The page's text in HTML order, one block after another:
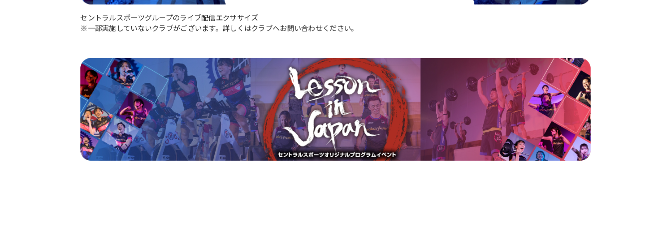
セントラルスポーツグループのライブ配信エクササイズ
※一部実施していないクラブがございます。詳しくはクラブへお問い合わせください。
translation service, the Japanese
not be an accurate translation.
The translation may differ from the
original content. We ask that you
fully understand this before using
the service.
Automatic translation start